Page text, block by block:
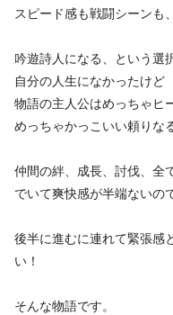
スピード感も戦闘シーンも
吟遊詩人になる、という選
自分の人生になかったけど
物語の主人公はめっちゃヒ
めっちゃかっこいい頼りな
仲間の絆、成長、討伐、全
でいて爽快感が半端ないの
後半に進むに連れて緊張感
い！
そんな物語です。